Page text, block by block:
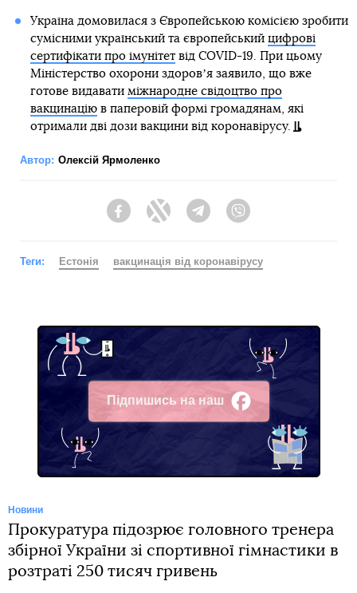
Україна домовилася з Європейською комісією зробити
сумісними український та європейський цифрові
сертифікати про імунітетвід COVID-19. При цьому
Міністерство охорони здоровʼя заявило, що вже
готове видавати міжнародне свідоцтво про
вакцинаціюв паперовій формі громадянам, які
отримали дві дози вакцини від коронавірусу.
Автор: Олексій Ярмоленко
FacebookTwitter Telegram
Теги: Естонія вакцинація від коронавірусу
Підпишись на наш
Facebook
Новини
Прокуратура підозрює головного тренера
збірної України зі спортивної гімнастики в
розтраті 250 тисяч гривень